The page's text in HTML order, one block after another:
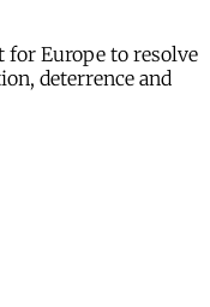
Europe to resolve
deterrence and